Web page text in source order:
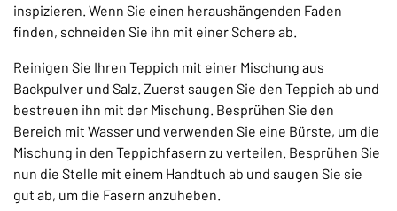
inspizieren. Wenn Sie einen heraushängenden Faden
finden, schneiden Sie ihn mit einer Schere ab.
Reinigen Sie Ihren Teppich mit einer Mischung aus
Backpulver und Salz. Zuerst saugen Sie den Teppich ab und
bestreuen ihn mit der Mischung. Besprühen Sie den
Bereich mit Wasser und verwenden Sie eine Bürste, um die
Mischung in den Teppichfasern zu verteilen. Besprühen Sie
nun die Stelle mit einem Handtuch ab und saugen Sie sie
gut ab, um die Fasern anzuheben.